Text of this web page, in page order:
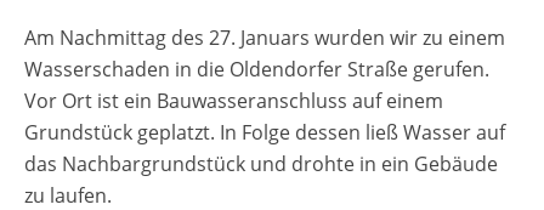
Am Nachmittag des 27. Januars wurden wir zu einem
Wasserschaden in die Oldendorfer Straße gerufen.
Vor Ort ist ein Bauwasseranschluss auf einem
Grundstück geplatzt. In Folge dessen ließ Wasser auf
das Nachbargrundstück und drohte in ein Gebäude
zu laufen.